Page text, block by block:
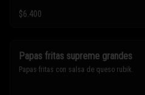
$6.400
Papas fritas supreme grandes
Papas fritas con salsa de queso rubik.